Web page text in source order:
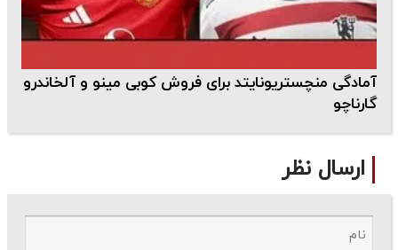
آمادگی منچستریونایتد برای فروش کوبی مینو و آلخاندرو
گارناچو
ارسال نظر